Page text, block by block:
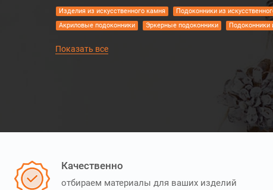
Изделия из искусственного камня Подоконники из
Акриловые подоконники
Эркерные подоконники
Подоконники
Угловые
Керамические столешницы для кухни
Фартуки из искусственного
Качественно
отбираем материалы для ваших изделий